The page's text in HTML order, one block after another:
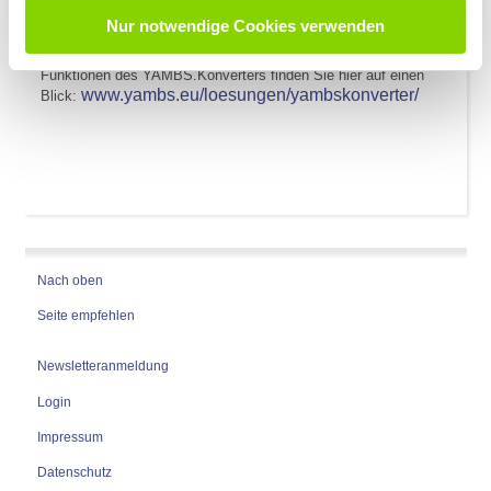
Nur notwendige Cookies verwenden
große finanzielle Belastung digitalisieren und modernisieren.
Weitere Informationen und detaillierte Einblicke in die
Funktionen des YAMBS.Konverters finden Sie hier auf einen
Blick:www.yambs.eu/loesungen/yambskonverter/
Nach oben
Seite empfehlen
Newsletteranmeldung
Login
Impressum
Datenschutz